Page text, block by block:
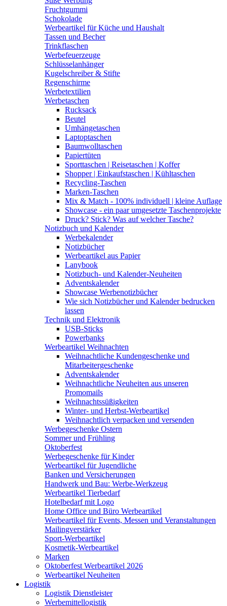
Fruchtgummi
Schokolade
Werbeartikel für Küche und Haushalt
Tassen und Becher
Trinkflaschen
Werbefeuerzeuge
Schlüsselanhänger
Kugelschreiber & Stifte
Regenschirme
Werbetextilien
Werbetaschen
Rucksack
Beutel
Umhängetaschen
Laptoptaschen
Baumwolltaschen
Papiertüten
Sporttaschen | Reisetaschen | Koffer
Shopper | Einkaufstaschen | Kühltaschen
Recycling-Taschen
Marken-Taschen
Mix & Match - 100% individuell | kleine Auflage
Showcase - ein paar umgesetzte Taschenprojekte
Druck? Stick? Was auf welcher Tasche?
Notizbuch und Kalender
Werbekalender
Notizbücher
Werbeartikel aus Papier
Lanybook
Notizbuch- und Kalender-Neuheiten
Adventskalender
Showcase Werbenotizbücher
Wie sich Notizbücher und Kalender bedrucken
lassen
Technik und Elektronik
USB-Sticks
Powerbanks
Werbeartikel Weihnachten
Weihnachtliche Kundengeschenke und
Mitarbeitergeschenke
Adventskalender
Weihnachtliche Neuheiten aus unseren
Promomails
Weihnachtssüßigkeiten
Winter- und Herbst-Werbeartikel
Weihnachtlich verpacken und versenden
Werbegeschenke Ostern
Sommer und Frühling
Oktoberfest
Werbegeschenke für Kinder
Werbeartikel für Jugendliche
Banken und Versicherungen
Handwerk und Bau: Werbe-Werkzeug
Werbeartikel Tierbedarf
Hotelbedarf mit Logo
Home Office und Büro Werbeartikel
Werbeartikel für Events, Messen und Veranstaltungen
Mailingverstärker
Sport-Werbeartikel
Kosmetik-Werbeartikel
Marken
Oktoberfest Werbeartikel 2026
Werbeartikel Neuheiten
Logistik
Logistik Dienstleister
Werbemittellogistik